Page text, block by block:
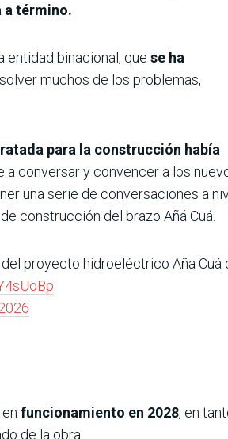
a término.
entidad binacional, que se ha
muchos de los problemas,
para la construcción había
a conversar y convencer a los
una serie de conversaciones a
construcción del brazo Añá Cuá.
proyecto hidroeléctrico Aña Cuá
funcionamiento en 2028, en
de la obra.